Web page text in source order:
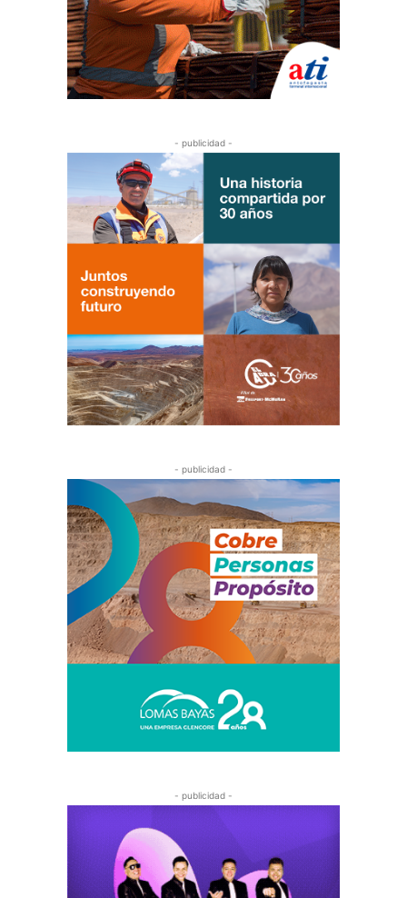
- publicidad -
- publicidad -
- publicidad -